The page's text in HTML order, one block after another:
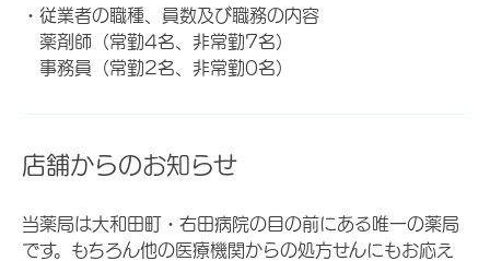
・従業者の職種、員数及び職務の内容
薬剤師（常勤4名、非常勤7名）
事務員（常勤2名、非常勤0名）
店舗からのお知らせ
当薬局は大和田町・右田病院の目の前にある唯一の薬局
です。もちろん他の医療機関からの処方せんにもお応え